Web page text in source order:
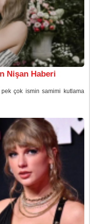
Nişan Haberi
çok ismin samimi kutlama